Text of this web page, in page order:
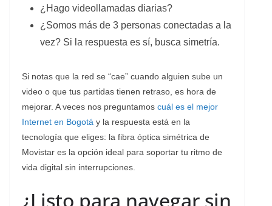
¿Hago videollamadas diarias?
¿Somos más de 3 personas conectadas a la
vez? Si la respuesta es sí, busca simetría.
Si notas que la red se “cae” cuando alguien sube un
video o que tus partidas tienen retraso, es hora de
mejorar. A veces nos preguntamos cuál es el mejor
Internet en Bogotá y la respuesta está en la
tecnología que eliges: la fibra óptica simétrica de
Movistar es la opción ideal para soportar tu ritmo de
vida digital sin interrupciones.
¿Listo para navegar sin